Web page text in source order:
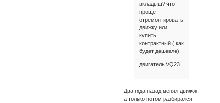
вкладыш? что
проще
отремонтировать
движку или
купить
контрактный ( как
будет дешевле)
двигатель VQ23
Два года назад менял движок,
а только потом разбирался.